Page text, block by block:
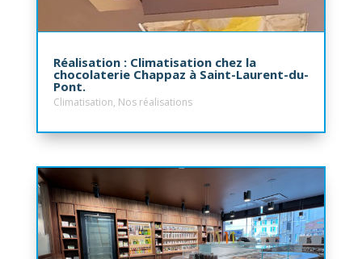
Réalisation : Climatisation chez la
chocolaterie Chappaz à Saint-Laurent-du-
Pont.
Climatisation, Nos réalisations